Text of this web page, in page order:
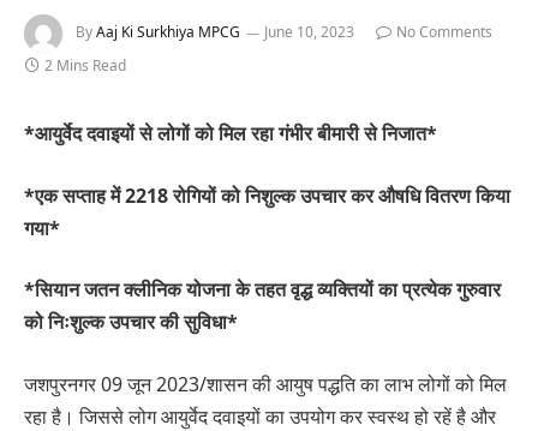
ByAaj Ki Surkhiya MPCG June 10, 2023
No Comments
2 Mins Read
*आयुर्वेद दवाइयों से लोगों को मिल रहा गंभीर बीमारी से निजात*
*एक सप्ताह में 2218 रोगियों को निशुल्क उपचार कर औषधि वितरण किया
गया*
*सियान जतन क्लीनिक योजना के तहत वृद्ध व्यक्तियों का प्रत्येक गुरुवार
को निःशुल्क उपचार की सुविधा*
जशपुरनगर 09 जून 2023/शासन की आयुष पद्धति का लाभ लोगों को मिल
रहा है। जिससे लोग आयुर्वेद दवाइयों का उपयोग कर स्वस्थ हो रहें है और